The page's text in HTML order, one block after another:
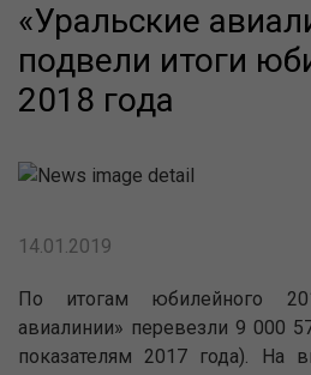
«Уральские
подвели итоги
2018 года
14.01.2019
По итогам юбилейного
авиалинии» перевезли 9 000
показателям 2017 года). На